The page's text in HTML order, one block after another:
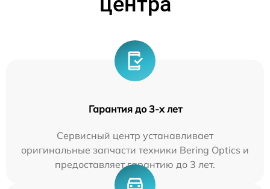
Гарантия до 3-х лет
Сервисный центр устанавливает
оригинальные запчасти техники Bering Optics и
предоставляет гарантию до 3 лет.